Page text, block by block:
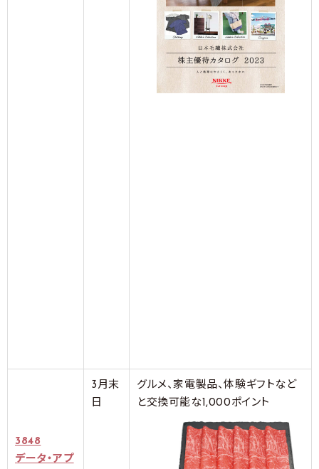
3848
データ・アプ
3月末
日
グルメ、家電製品、体験ギフトなど
と交換可能な1,000ポイント